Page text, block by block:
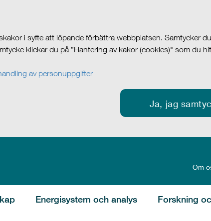
i syfte att löpande förbättra webbplatsen. Samtycker
klickar du på ”Hantering av kakor (cookies)" som du
av personuppgifter
Ja, jag
Om
Energisystem och analys Forskning